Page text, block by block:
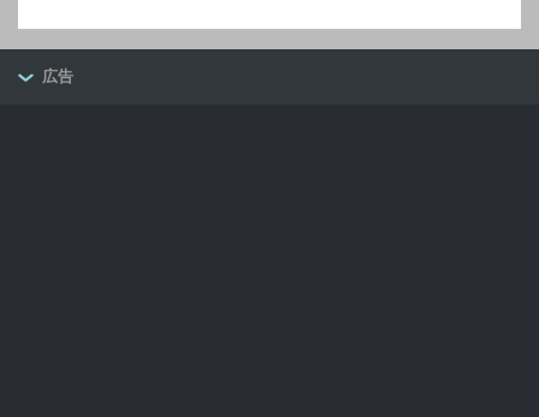
広告